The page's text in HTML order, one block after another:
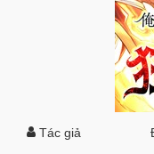
Tác giả